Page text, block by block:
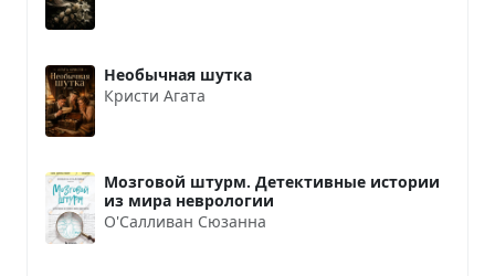
Необычная шутка
Кристи Агата
Мозговой штурм. Детективные истории
из мира неврологии
О'Салливан Сюзанна